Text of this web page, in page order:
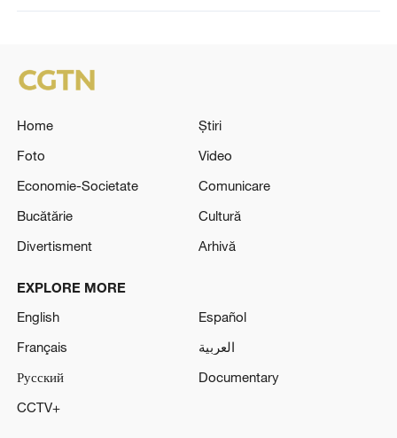
Home
Știri
Foto
Video
Economie-Societate
Comunicare
Bucătărie
Cultură
Divertisment
Arhivă
EXPLORE MORE
English
Español
Français
العربية
Русский
Documentary
CCTV+